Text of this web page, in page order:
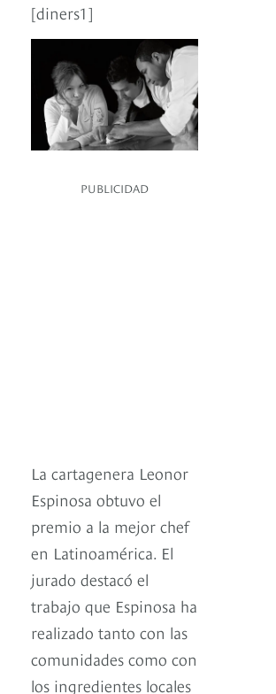
[diners1]
PUBLICIDAD
La cartagenera Leonor
Espinosa obtuvo el
premio a la mejor chef
en Latinoamérica. El
jurado destacó el
trabajo que Espinosa ha
realizado tanto con las
comunidades como con
los ingredientes locales